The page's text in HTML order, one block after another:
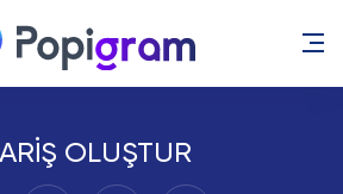
OLUŞTUR